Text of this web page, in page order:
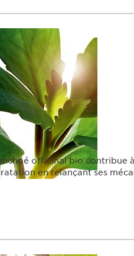
officinal bio contribue à
en relançant ses